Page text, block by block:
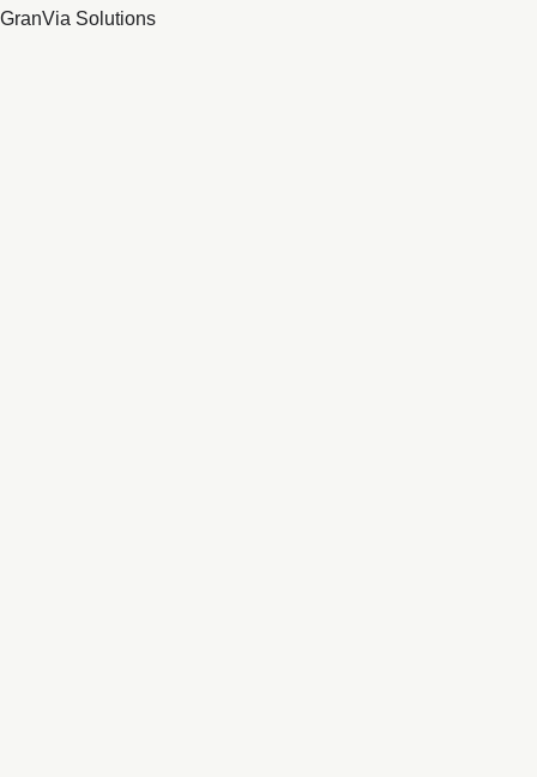
GranVia Solutions